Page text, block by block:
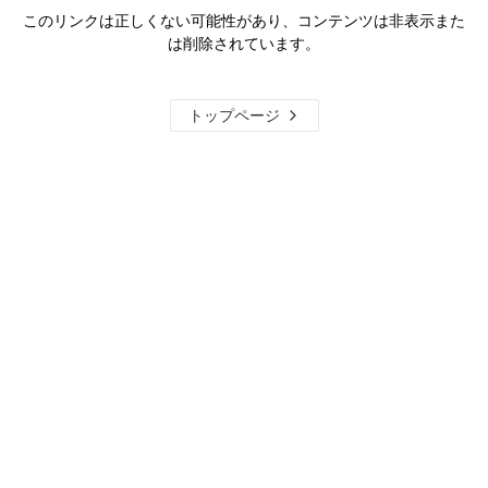
このリンクは正しくない可能性があり、コンテンツは非表示また
は削除されています。
トップページ